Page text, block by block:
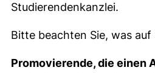
Studierendenkanzlei.
Bitte beachten Sie, was
Promovierende, die einen